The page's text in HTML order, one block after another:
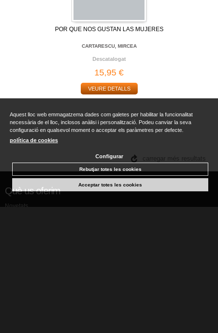
POR QUE NOS GUSTAN LAS MUJERES
CARTARESCU, MIRCEA
Descatalogat
15,95 €
VEURE DETALLS
carregar més resultats
Què us oferim
Novetats
Aquest lloc web emmagatzema dades com galetes per habilitar la funcionalitat
necessària de el lloc, inclosos anàlisi i personalització. Podeu canviar la seva
configuració en qualsevol moment o acceptar els paràmetres per defecte.
política de cookies
Configurar
Rebutjar totes les cookies
Acceptar totes les cookies